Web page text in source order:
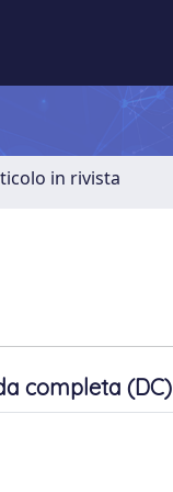
in rivista
completa (DC)